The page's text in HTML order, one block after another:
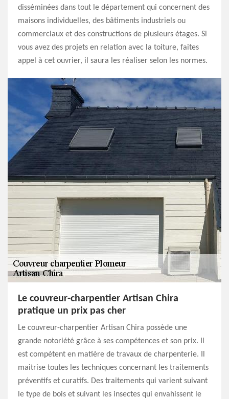
disséminées dans tout le département qui concernent des
maisons individuelles, des bâtiments industriels ou
commerciaux et des constructions de plusieurs étages. Si
vous avez des projets en relation avec la toiture, faites
appel à cet ouvrier, il saura les réaliser selon les normes.
Le couvreur-charpentier Artisan Chira
pratique un prix pas cher
Le couvreur-charpentier Artisan Chira possède une
grande notoriété grâce à ses compétences et son prix. Il
est compétent en matière de travaux de charpenterie. Il
maitrise toutes les techniques concernant les traitements
préventifs et curatifs. Des traitements qui varient suivant
le type de bois et suivant les insectes qui envahissent le